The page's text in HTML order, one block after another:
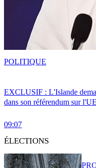
EXCLUSIF : L'Islande
dans son référendum sur l'UE
09:07
POLITIQUE
ÉLECTIONS